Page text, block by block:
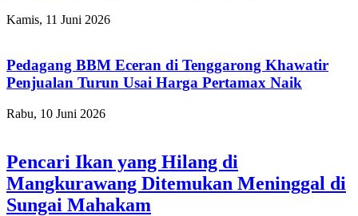
Kamis, 11 Juni 2026
Pedagang BBM Eceran di Tenggarong Khawatir
Penjualan Turun Usai Harga Pertamax Naik
Rabu, 10 Juni 2026
Pencari Ikan yang Hilang di
Mangkurawang Ditemukan Meninggal di
Sungai Mahakam